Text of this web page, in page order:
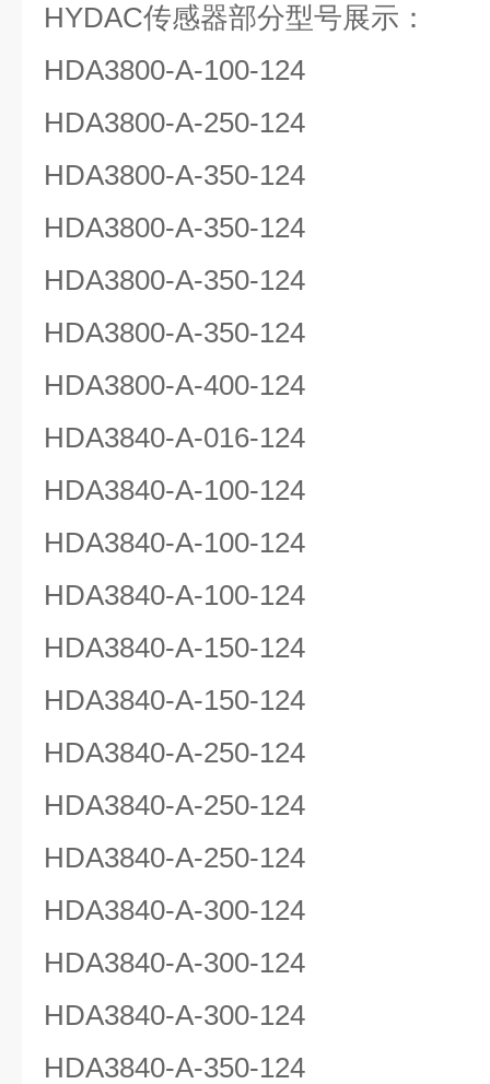
HYDAC传感器部分型号展示：
HDA3800-A-100-124
HDA3800-A-250-124
HDA3800-A-350-124
HDA3800-A-350-124
HDA3800-A-350-124
HDA3800-A-350-124
HDA3800-A-400-124
HDA3840-A-016-124
HDA3840-A-100-124
HDA3840-A-100-124
HDA3840-A-100-124
HDA3840-A-150-124
HDA3840-A-150-124
HDA3840-A-250-124
HDA3840-A-250-124
HDA3840-A-250-124
HDA3840-A-300-124
HDA3840-A-300-124
HDA3840-A-300-124
HDA3840-A-350-124